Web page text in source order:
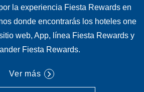
la experiencia Fiesta Rewards en
donde encontrarás los hoteles one
web, App, línea Fiesta Rewards y
Fiesta Rewards.
Ver más